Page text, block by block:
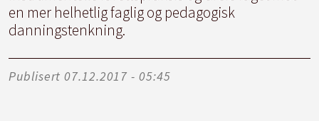
en mer helhetlig faglig og pedagogisk
danningstenkning.
Publisert 07.12.2017 - 05:45